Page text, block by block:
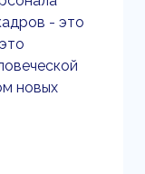
- это
новых